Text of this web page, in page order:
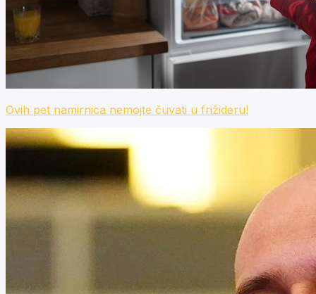
Ovih pet namirnica nemojte čuvati u frižideru!